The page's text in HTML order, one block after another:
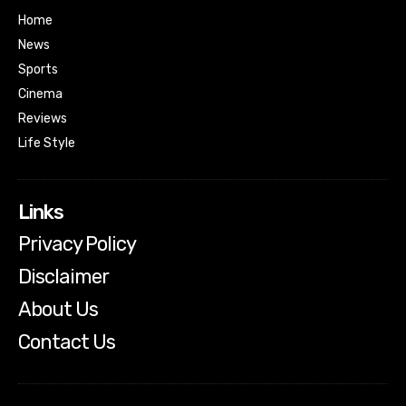
Home
News
Sports
Cinema
Reviews
Life Style
Links
Privacy Policy
Disclaimer
About Us
Contact Us